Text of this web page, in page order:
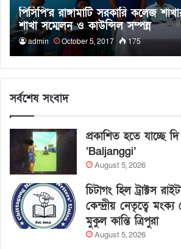
পিসিপি’র রাঙ্গামাটি সরকারি কলেজ
শাখা সম্মেলন ও কাউন্সিল সম্পন্ন
admin October 5, 2017 175
সর্বশেষ সংবাদ
প্রকাশিত হতে যাচ্ছে
‘Baljanggi’
August 5, 2026
চিটাগং হিল ট্রাক্টস
কেন্দ্রীয় নেতৃত্বে
মুকুল কান্তি ত্রিপুরা
August 5, 2026